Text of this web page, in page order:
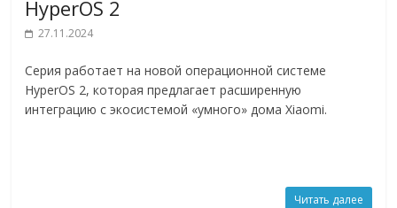
HyperOS 2
27.11.2024
Серия работает на новой операционной системе
HyperOS 2, которая предлагает расширенную
интеграцию с экосистемой «умного» дома Xiaomi.
Читать далее